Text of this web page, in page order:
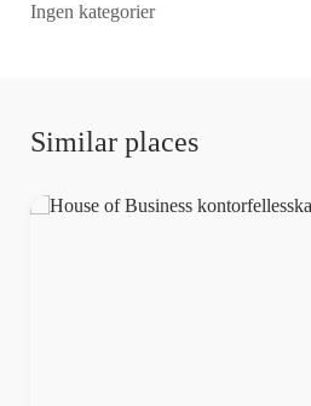
Ingen kategorier
Similar places